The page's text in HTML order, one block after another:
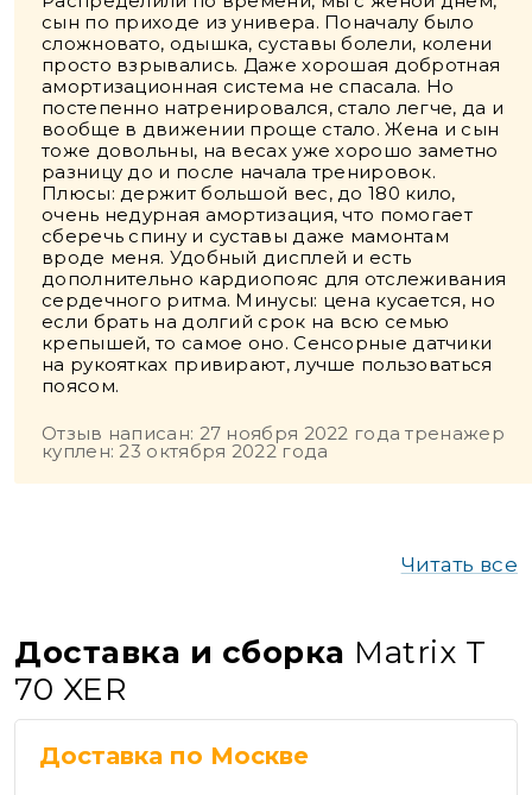
сын по приходе из универа. Поначалу было
сложновато, одышка, суставы болели, колени
просто взрывались. Даже хорошая добротная
амортизационная система не спасала. Но
постепенно натренировался, стало легче, да и
вообще в движении проще стало. Жена и сын
тоже довольны, на весах уже хорошо заметно
разницу до и после начала тренировок.
Плюсы: держит большой вес, до 180 кило,
очень недурная амортизация, что помогает
сберечь спину и суставы даже мамонтам
вроде меня. Удобный дисплей и есть
дополнительно кардиопояс для отслеживания
сердечного ритма. Минусы: цена кусается, но
если брать на долгий срок на всю семью
крепышей, то самое оно. Сенсорные датчики
на рукоятках привирают, лучше пользоваться
поясом.
Отзыв написан: 27 ноября 2022 года тренажер
куплен: 23 октября 2022 года
Читать все
Доставка и сборка Matrix T
70 XER
Доставка по Москве